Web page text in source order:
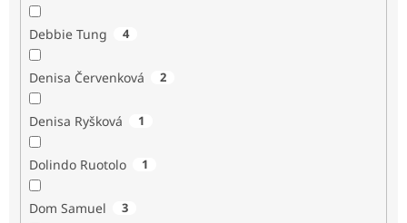
Debbie Tung 4
Denisa Červenková 2
Denisa Ryšková 1
Dolindo Ruotolo 1
Dom Samuel 3